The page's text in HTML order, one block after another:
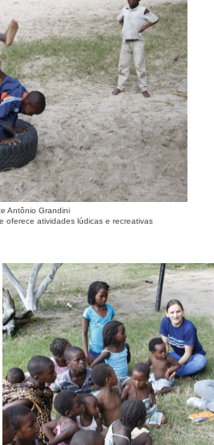
Antônio Grandini
oferece atividades lúdicas e recreativas